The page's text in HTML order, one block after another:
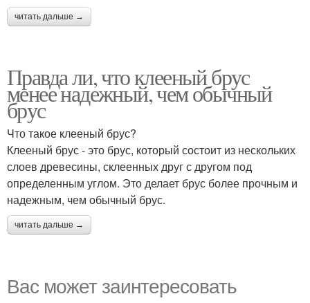
читать дальше →
Правда ли, что клееный брус
менее надежный, чем обычный
брус
Что такое клееный брус?
Клееный брус - это брус, который состоит из нескольких
слоев древесины, склеенных друг с другом под
определенным углом. Это делает брус более прочным и
надежным, чем обычный брус.
читать дальше →
Вас может заинтересовать